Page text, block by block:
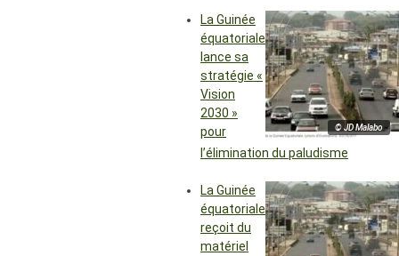
© JD Malabo
La Guinée
équatoriale
lance sa
stratégie «
Vision
2030 »
pour
l’élimination du paludisme
La Guinée
équatoriale
reçoit du
matériel